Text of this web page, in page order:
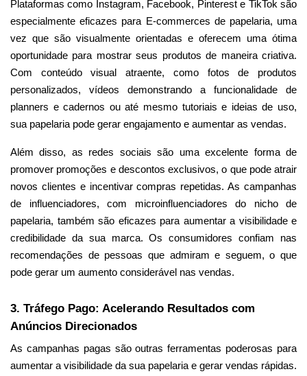
Plataformas como Instagram, Facebook, Pinterest e TikTok são
especialmente eficazes para E-commerces de papelaria, uma
vez que são visualmente orientadas e oferecem uma ótima
oportunidade para mostrar seus produtos de maneira criativa.
Com conteúdo visual atraente, como fotos de produtos
personalizados, vídeos demonstrando a funcionalidade de
planners e cadernos ou até mesmo tutoriais e ideias de uso,
sua papelaria pode gerar engajamento e aumentar as vendas.
Além disso, as redes sociais são uma excelente forma de
promover promoções e descontos exclusivos, o que pode atrair
novos clientes e incentivar compras repetidas. As campanhas
de influenciadores, com microinfluenciadores do nicho de
papelaria, também são eficazes para aumentar a visibilidade e
credibilidade da sua marca. Os consumidores confiam nas
recomendações de pessoas que admiram e seguem, o que
pode gerar um aumento considerável nas vendas.
3. Tráfego Pago: Acelerando Resultados com
Anúncios Direcionados
As campanhas pagas são outras ferramentas poderosas para
aumentar a visibilidade da sua papelaria e gerar vendas rápidas.